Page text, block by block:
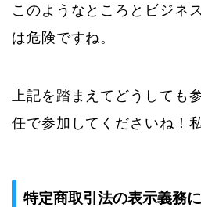
このようなところとビジネ
は危険ですね。
上記を踏まえてどうしても
任で参加してくださいね！
特定商取引法の表示義務